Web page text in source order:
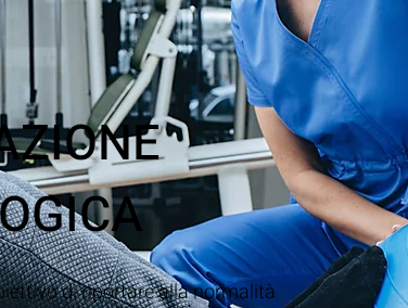
di riportare alla normalità